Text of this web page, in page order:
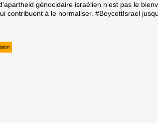
génocidaire israélien n’est pas le
contribuent à le normaliser. #BoycottIsrael